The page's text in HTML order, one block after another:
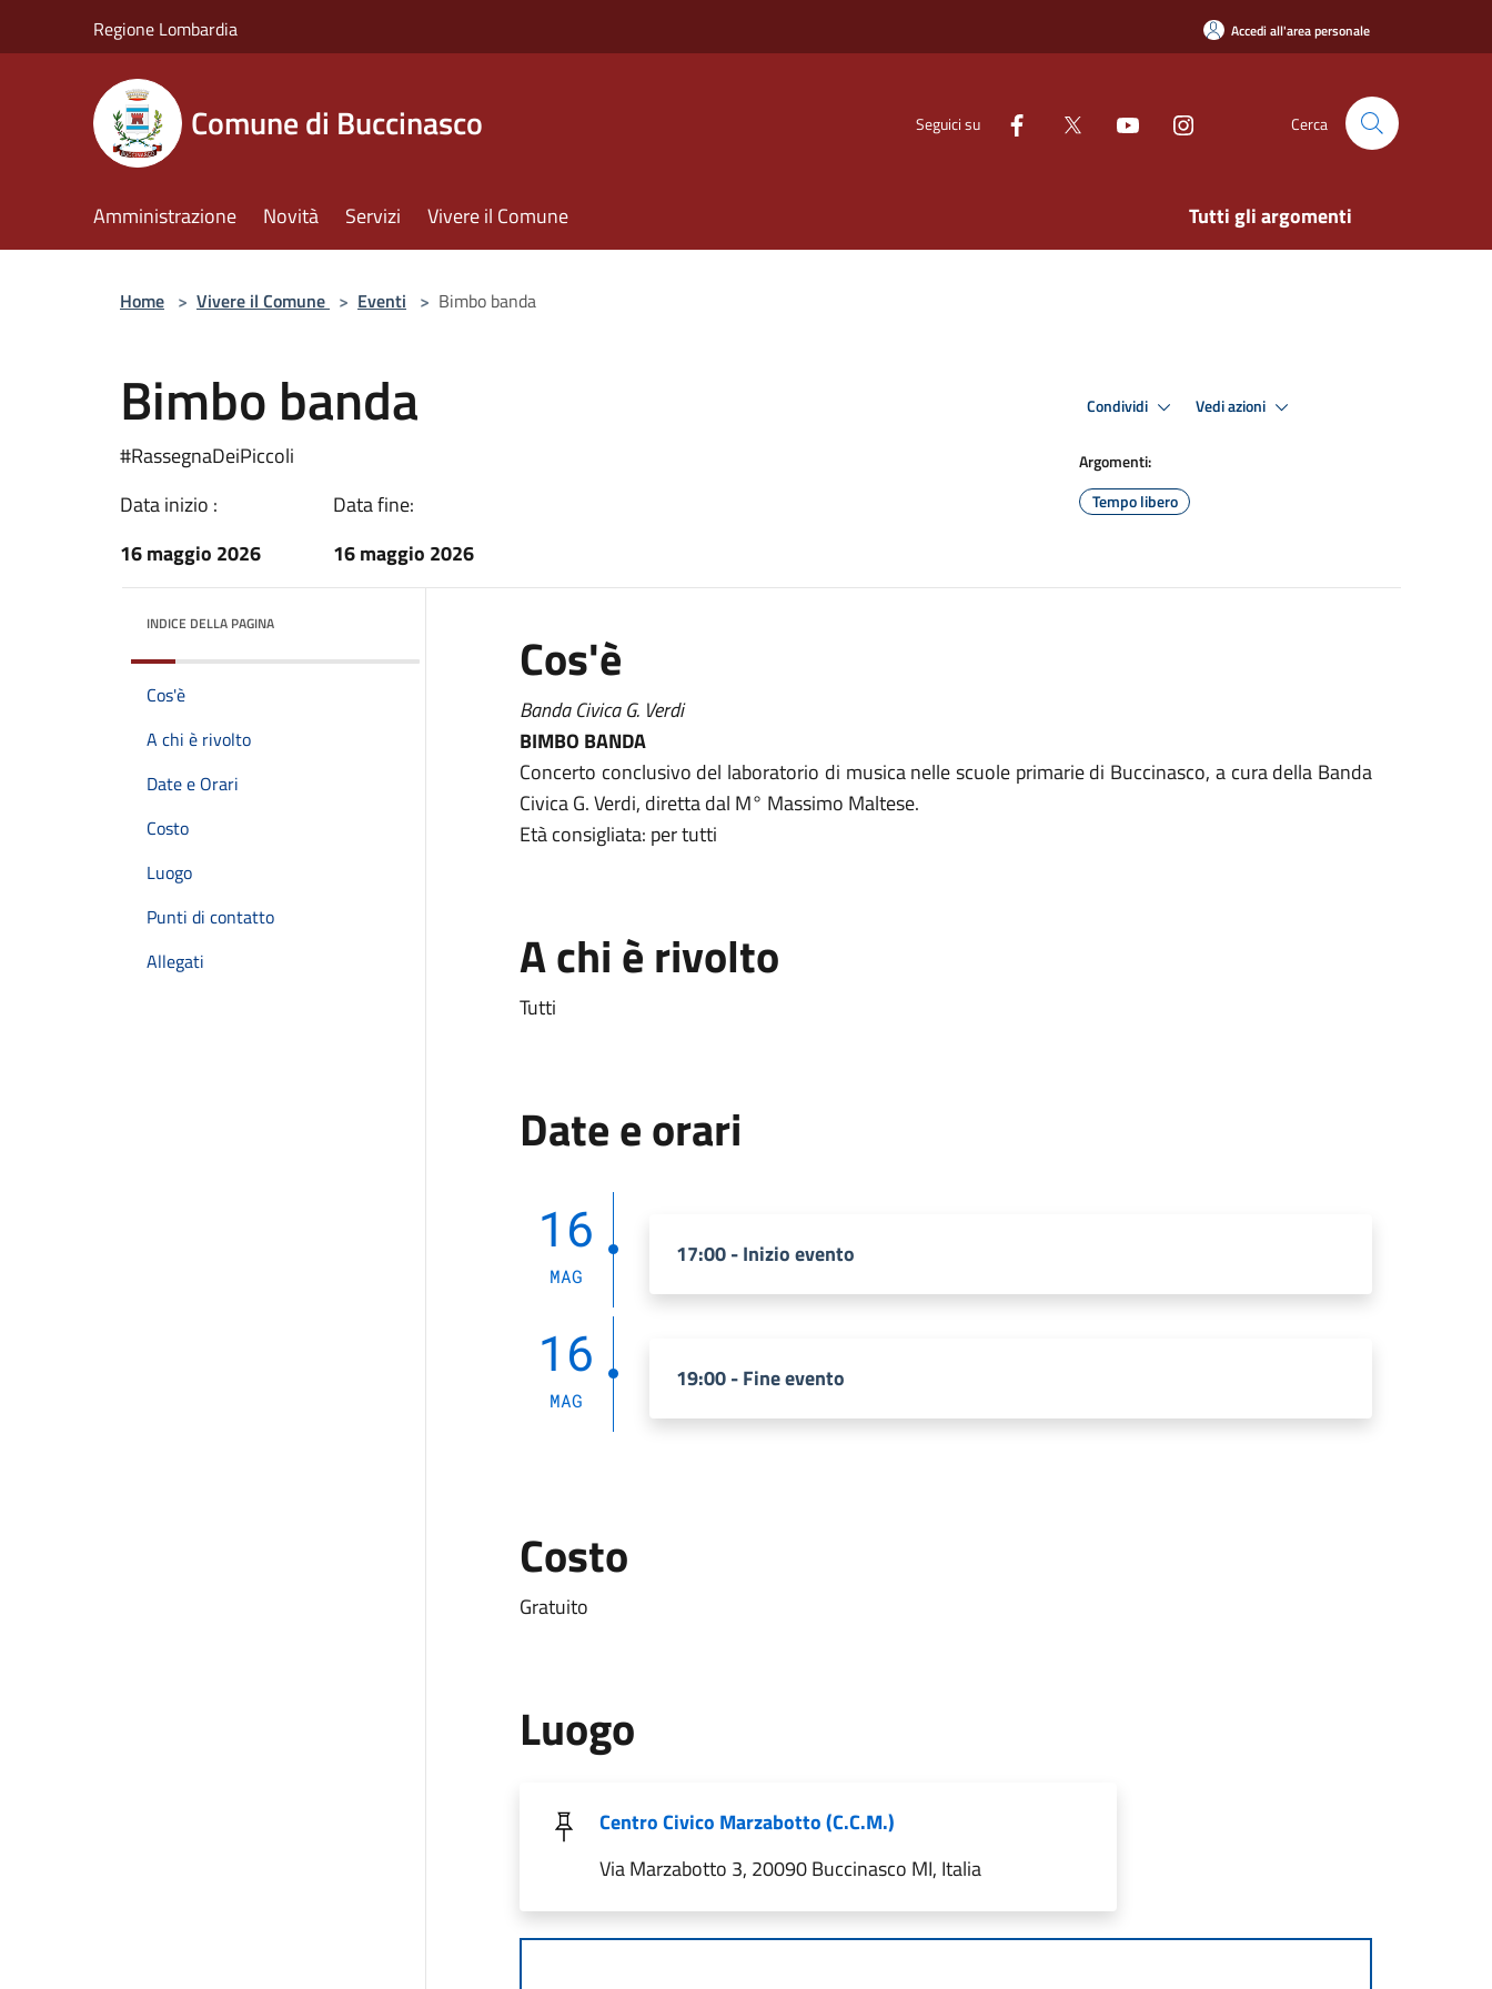
Regione Lombardia Accedi all'area personale
Comune di Buccinasco Seguici su Cerca
Amministrazione Novità Servizi Vivere il Comune Tutti gli argomenti
Home > Vivere il Comune > Eventi > Bimbo banda
Bimbo banda
#RassegnaDeiPiccoli
Data inizio :
16 maggio 2026
Data fine:
16 maggio 2026
Condividi Vedi azioni
Argomenti:
Tempo libero
INDICE DELLA PAGINA
Cos'è
A chi è rivolto
Date e Orari
Costo
Luogo
Punti di contatto
Allegati
Cos'è
Banda Civica G. Verdi
BIMBO BANDA
Concerto conclusivo del laboratorio di musica nelle scuole primarie di Buccinasco, a cura della Banda
Civica G. Verdi, diretta dal M° Massimo Maltese.
Età consigliata: per tutti
A chi è rivolto
Tutti
Date e orari
16
MAG
17:00 - Inizio evento
16
MAG
19:00 - Fine evento
Costo
Gratuito
Luogo
Centro Civico Marzabotto (C.C.M.)
Via Marzabotto 3, 20090 Buccinasco MI, Italia